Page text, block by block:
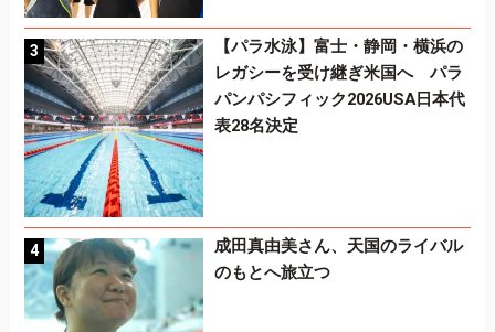
【パラ水泳】富士・静岡・横浜の
レガシーを受け継ぎ米国へ パラ
パンパシフィック2026USA日本代
表28名決定
成田真由美さん、天国のライバル
のもとへ旅立つ